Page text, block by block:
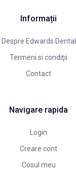
Informații
Despre Edwards Dental
Termeni si condiţii
Contact
Navigare rapida
Login
Creare cont
Cosul meu